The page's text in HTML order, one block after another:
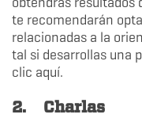
te recomendarán
relacionadas a la
tal si desarrollas una
clic aquí.
2. Charlas